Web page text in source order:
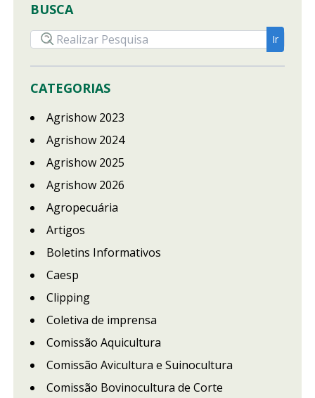
BUSCA
CATEGORIAS
Agrishow 2023
Agrishow 2024
Agrishow 2025
Agrishow 2026
Agropecuária
Artigos
Boletins Informativos
Caesp
Clipping
Coletiva de imprensa
Comissão Aquicultura
Comissão Avicultura e Suinocultura
Comissão Bovinocultura de Corte